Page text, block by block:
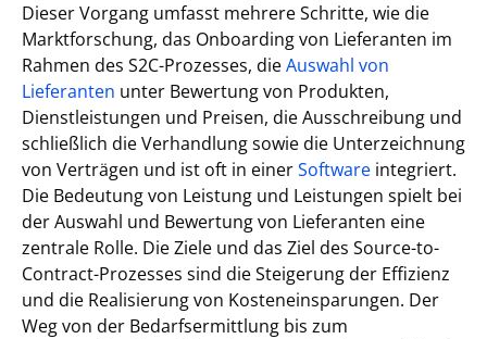
Dieser Vorgang umfasst mehrere Schritte, wie die
Marktforschung, das Onboarding von Lieferanten im
Rahmen des S2C-Prozesses, dieAuswahl von
Lieferanten unter Bewertung von Produkten,
Dienstleistungen und Preisen, die Ausschreibung und
schließlich die Verhandlung sowie die Unterzeichnung
von Verträgen und ist oft in einerSoftware integriert.
Die Bedeutung von Leistung und Leistungen spielt bei
der Auswahl und Bewertung von Lieferanten eine
zentrale Rolle. Die Ziele und das Ziel des Source-to-
Contract-Prozesses sind die Steigerung der Effizienz
und die Realisierung von Kosteneinsparungen. Der
Weg von der Bedarfsermittlung bis zum